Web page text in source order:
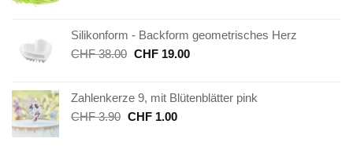
CHF 5.20CHF 2.60.
Silikonform - Backform geometrisches Herz
CHF38.00 Ursprünglicher
CHF 38.00
CHF19.00Aktueller
CHF 19.00.
Zahlenkerze 9, mit Blütenblätter pink
CHF3.90 Ursprünglicher
CHF1.00Aktueller